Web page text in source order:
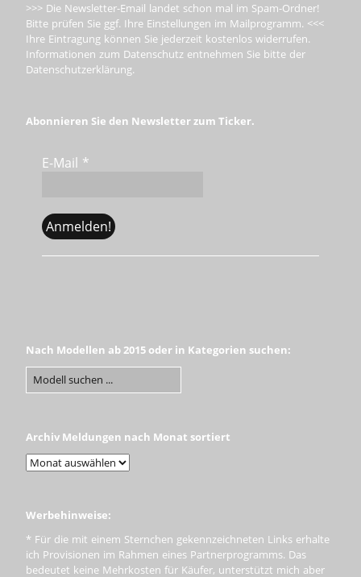
>>> Die Newsletter-Email landet schon mal im Spam-Ordner!
Bitte prüfen Sie ggf. Ihre Einstellungen im Mailprogramm. <<<
Ihre Eintragung können Sie jederzeit kostenlos widerrufen.
Informationen zum Datenschutz entnehmen Sie bitte der
Datenschutzerklärung.
Abonnieren Sie den Newsletter zum Ticker.
E-Mail *
Nach Modellen ab 2015 oder in Kategorien suchen:
Archiv Meldungen nach Monat sortiert
Werbehinweise:
* Für die mit einem Sternchen gekennzeichneten Links erhalte
ich Provisionen im Rahmen eines Partnerprogramms. Das
bedeutet keine Mehrkosten für Käufer, unterstützt mich aber